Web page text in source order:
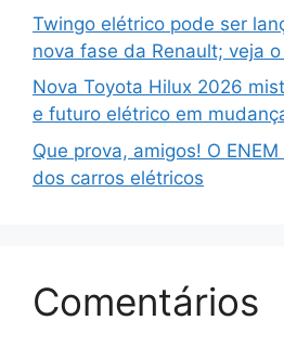
Twingo elétrico pode ser
nova fase da Renault; veja
Nova Toyota Hilux 2026
e futuro elétrico em
Que prova, amigos! O
dos carros elétricos
Comentários